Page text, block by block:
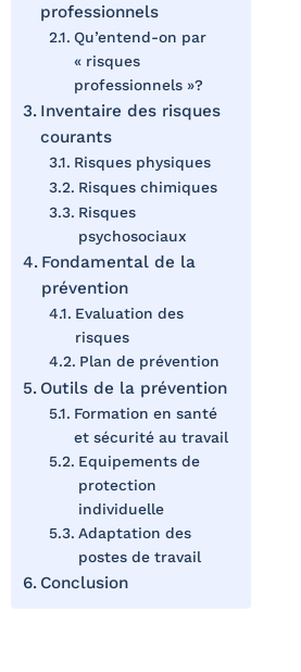
professionnels
Qu’entend-on par
« risques
professionnels »?
Inventaire des risques
courants
Risques physiques
Risques chimiques
Risques
psychosociaux
Fondamental de la
prévention
Evaluation des
risques
Plan de prévention
Outils de la prévention
Formation en santé
et sécurité au travail
Equipements de
protection
individuelle
Adaptation des
postes de travail
Conclusion